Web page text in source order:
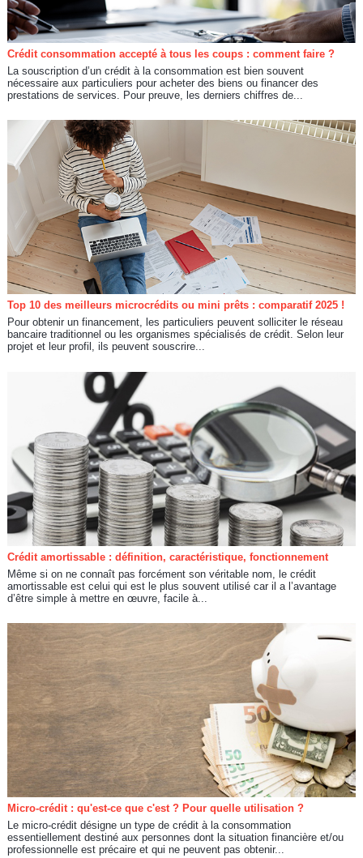
Crédit consommation accepté à tous les coups : comment faire ?
La souscription d’un crédit à la consommation est bien souvent
nécessaire aux particuliers pour acheter des biens ou financer des
prestations de services. Pour preuve, les derniers chiffres de...
Top 10 des meilleurs microcrédits ou mini prêts : comparatif 2025 !
Pour obtenir un financement, les particuliers peuvent solliciter le réseau
bancaire traditionnel ou les organismes spécialisés de crédit. Selon leur
projet et leur profil, ils peuvent souscrire...
Crédit amortissable : définition, caractéristique, fonctionnement
Même si on ne connaît pas forcément son véritable nom, le crédit
amortissable est celui qui est le plus souvent utilisé car il a l’avantage
d’être simple à mettre en œuvre, facile à...
Micro-crédit : qu'est-ce que c'est ? Pour quelle utilisation ?
Le micro-crédit désigne un type de crédit à la consommation
essentiellement destiné aux personnes dont la situation financière et/ou
professionnelle est précaire et qui ne peuvent pas obtenir...